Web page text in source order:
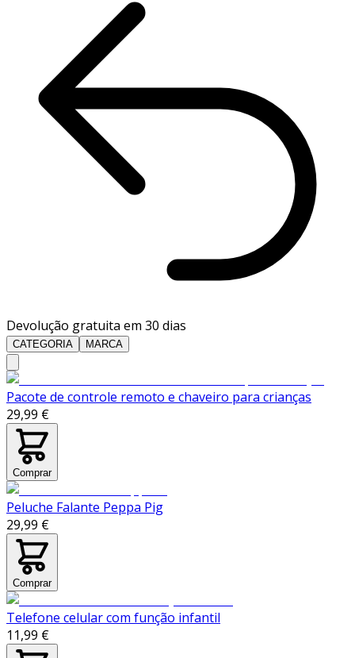
Devolução gratuita em 30 dias
CATEGORIA MARCA
Pacote de controle remoto e chaveiro para crianças
29,99 €
Comprar
Peluche Falante Peppa Pig
29,99 €
Comprar
Telefone celular com função infantil
11,99 €